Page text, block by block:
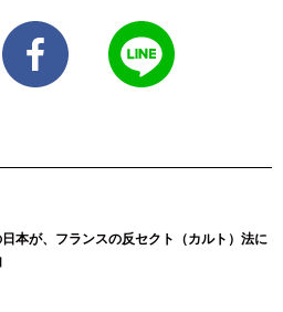
本が、フランスの反セクト（カルト）法に